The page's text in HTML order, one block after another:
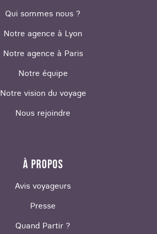
Qui sommes nous ?
Notre agence à Lyon
Notre agence à Paris
Notre équipe
Notre vision du voyage
Nous rejoindre
À PROPOS
Avis voyageurs
Presse
Quand Partir ?